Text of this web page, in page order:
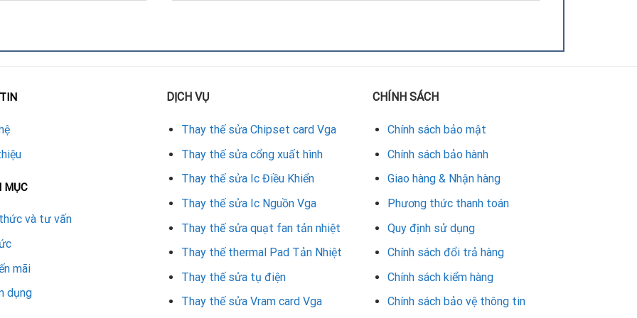
ốc chuyên dụng.
Zotac
hỏng bo mạch.
sớm các lỗi tiềm ẩn.
CHI PHÍ THAY VỎ (THAM KHẢO)
MỤC
và tư vấn
mãi
dụng
DỊCH VỤ
Thay thế sửa Chipset card Vga
Thay thế sửa cổng xuất hình
Thay thế sửa Ic Điều Khiển
Thay thế sửa Ic Nguồn Vga
Thay thế sửa quạt fan tản nhiệt
Thay thế thermal Pad Tản Nhiệt
Thay thế sửa tụ điện
Thay thế sửa Vram card Vga
CHÍNH SÁCH
Chính sách bảo mật
Chính sách bảo hành
Giao hàng & Nhận hàng
Phương thức thanh toán
Quy định sử dụng
Chính sách đổi trả hàng
Chính sách kiểm hàng
Chính sách bảo vệ thông tin